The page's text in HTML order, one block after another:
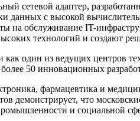
сетевой адаптер,
данных с высокой
на обслуживание IT-
технологий и создают
один из ведущих центров
50 инновационных
фармацевтика и
демонстрирует, что
и социальной